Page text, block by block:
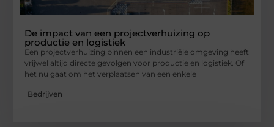
De impact van een projectverhuizing op
productie en logistiek
Een projectverhuizing binnen een industriële omgeving heeft
vrijwel altijd directe gevolgen voor productie en logistiek. Of
het nu gaat om het verplaatsen van een enkele
Bedrijven